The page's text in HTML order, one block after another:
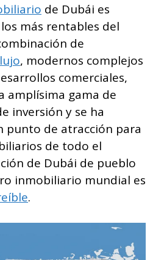
de Dubái es
más rentables del
de
, modernos complejos
comerciales,
amplísima gama de
inversión y se ha
punto de atracción para
de todo el
de Dubái de pueblo
inmobiliario mundial es
.